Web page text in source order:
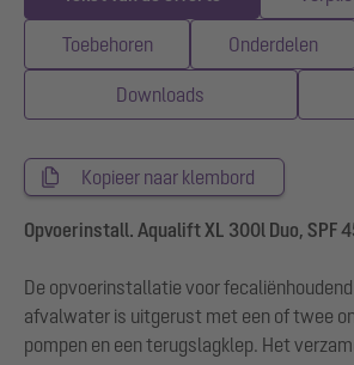
Toebehoren Onderdelen
Downloads
Kopieer naar klembord
Opvoerinstall. Aqualift XL 300l Duo, SPF
De opvoerinstallatie voor
afvalwater is uitgerust met een of twee
pompen en een terugslagklep. Het